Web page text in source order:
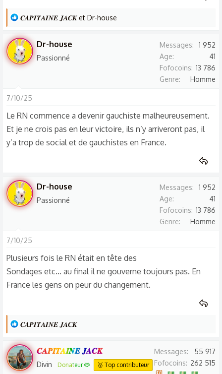
L
s
r
é
t
o
n
s
𝑪𝑨𝑷𝑰𝑻𝑨𝑰𝑵𝑬 𝑱𝑨𝑪𝑲et Dr-house
Dr-house
Passionné
Messages
1 952
Age
41
Fofocoins 13 786
Genre
Homme
7/10/25
Le RN commence a devenir gauchiste malheureusement.
Et je ne crois pas en leur victoire, ils n’y arriveront pas, il
y’a trop de social et de gauchistes en France.
Dr-house
Passionné
Messages
1 952
Age
41
Fofocoins 13 786
Genre
Homme
7/10/25
Plusieurs fois le RN était en tête des
Sondages etc… au final il ne gouverne toujours pas. En
France les gens on peur du changement.
L
s
r
é
𝑪𝑨𝑷𝑰𝑻𝑨𝑰𝑵𝑬 𝑱𝑨𝑪𝑲
𝑪𝑨𝑷𝑰𝑻𝑨𝑰𝑵𝑬 𝑱𝑨𝑪𝑲
Divin Donateur 🤲 🥇 Top contributeur
Messages
55 917
Fofocoins
262 515